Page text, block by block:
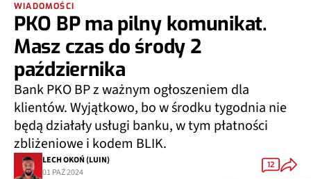
WIADOMOŚCI
PKO BP ma pilny komunikat.
Masz czas do środy 2
października
Bank PKO BP z ważnym ogłoszeniem dla
klientów. Wyjątkowo, bo w środku tygodnia nie
będą działały usługi banku, w tym płatności
zbliżeniowe i kodem BLIK.
LECH OKOŃ (LUIN)
01 PAŹ 2024
12